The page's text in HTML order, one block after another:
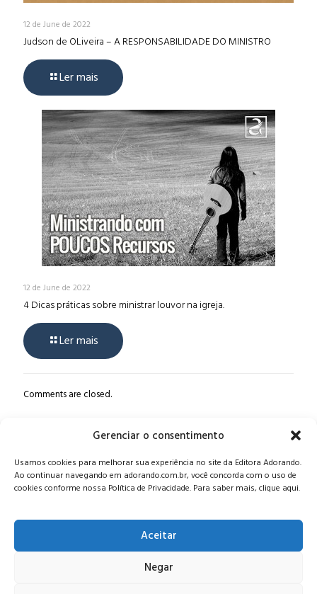
Gerenciar o consentimento
Usamos cookies para melhorar sua experiência no site da Editora Adorando.
Ao continuar navegando em adorando.com.br, você concorda com o uso de
cookies conforme nossa Política de Privacidade. Para saber mais, clique aqui.
Aceitar
Negar
12 de June de 2022
Judson de OLiveira – A RESPONSABILIDADE DO MINISTRO
Ler mais
12 de June de 2022
4 Dicas práticas sobre ministrar louvor na igreja.
Ler mais
Comments are closed.
Alameda Oscar Niemeyer, 1033 – 7º Andar - Portaria 04, Vila da
Serra - Nova Lima/MG, CEP: 34006-065 - MG
CONTATO:editora@adorando.com.br